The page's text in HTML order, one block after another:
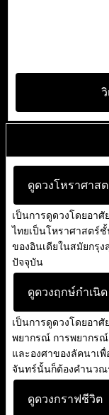
ดูดวงโหราศาส
เป็นการดูดวงโดยอา
ไทยเป็นโหราศาสตร์
ของอินเดียในสมัยกรุ
ปัจจุบัน
ดูดวงฤกษ์กำเนิด
เป็นการดูดวงโดยอา
พยากรณ์ การพยากร
และองศาของลัคนาเ
จันทร์นั้นก็ต้องคำนวณ
ดูดวงกราฟชีวิต